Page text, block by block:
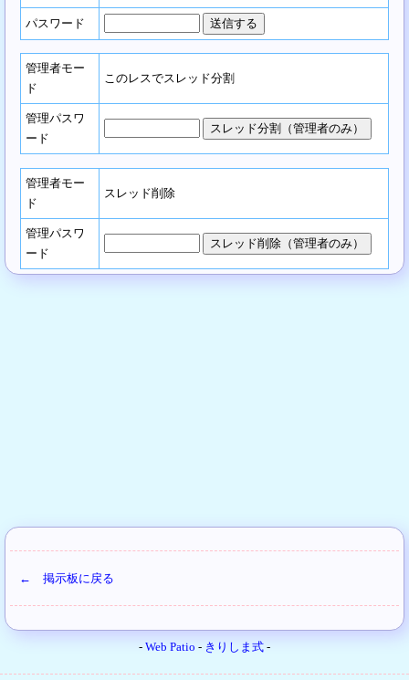
パスワード
管理者モー
ド
このレスでスレッド分割
管理パスワ
ード
管理者モー
ド
スレッド削除
管理パスワ
ード
← 掲示板に戻る
- Web Patio - きりしま式 -